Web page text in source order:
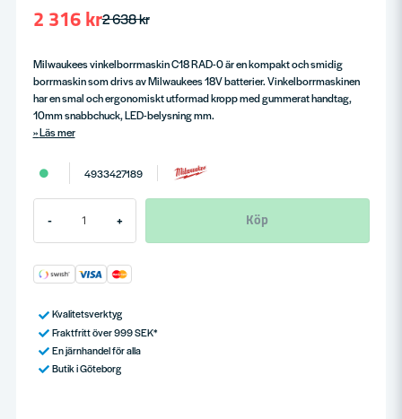
2 638 kr
2 316 kr
Milwaukees vinkelborrmaskin C18 RAD-0 är en kompakt och smidig
borrmaskin som drivs av Milwaukees 18V batterier. Vinkelborrmaskinen
har en smal och ergonomiskt utformad kropp med gummerat handtag,
10mm snabbchuck, LED-belysning mm.
Läs mer
4933427189
- + Köp
Kvalitetsverktyg
Fraktfritt över 999 SEK*
En järnhandel för alla
Butik i Göteborg